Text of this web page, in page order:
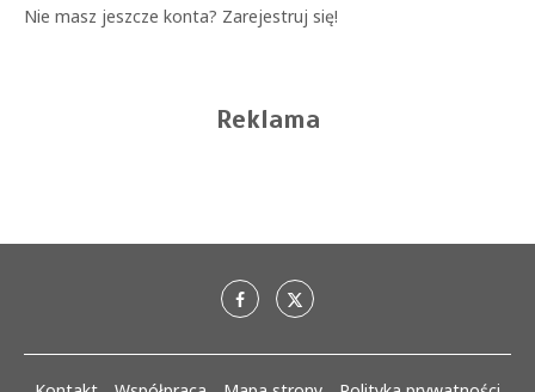
Nie masz jeszcze konta? Zarejestruj się!
Reklama